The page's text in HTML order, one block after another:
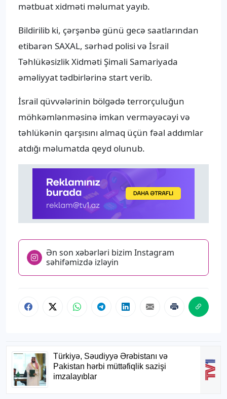
mətbuat xidməti məlumat yayıb.
Bildirilib ki, çərşənbə günü gecə saatlarından
etibarən SAXAL, sərhəd polisi və İsrail
Təhlükəsizlik Xidməti Şimali Samariyada
əməliyyat tədbirlərinə start verib.
İsrail qüvvələrinin bölgədə terrorçuluğun
möhkəmlənməsinə imkan verməyəcəyi və
təhlükənin qarşısını almaq üçün fəal addımlar
atdığı məlumatda qeyd olunub.
Ən son xəbərləri bizim Instagram
səhifəmizdə izləyin